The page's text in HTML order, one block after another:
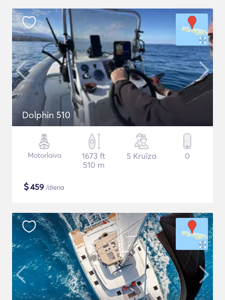
Dolphin 510
Motorlaiva
1673 ft
510 m
5 Kruīza 0
$459 /diena